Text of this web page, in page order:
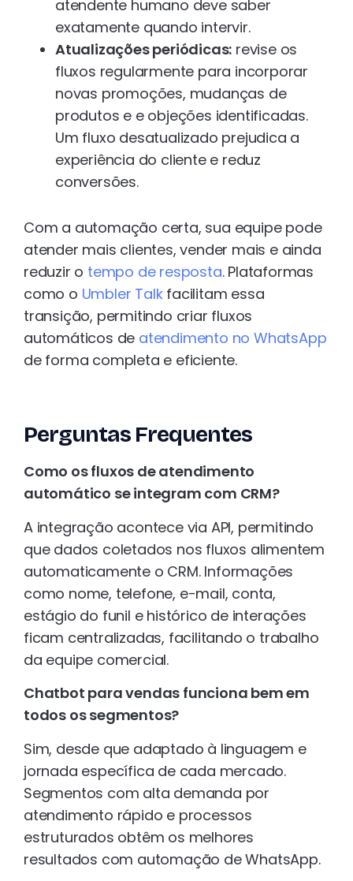
atendente humano deve saber
exatamente quando intervir.
Atualizações periódicas: revise os
fluxos regularmente para incorporar
novas promoções, mudanças de
produtos e e objeções identificadas.
Um fluxo desatualizado prejudica a
experiência do cliente e reduz
conversões.
Com a automação certa, sua equipe pode
atender mais clientes, vender mais e ainda
reduzir o tempo de resposta. Plataformas
como o Umbler Talkfacilitam essa
transição, permitindo criar fluxos
automáticos de atendimento no WhatsApp
de forma completa e eficiente.
Perguntas Frequentes
Como os fluxos de atendimento
automático se integram com CRM?
A integração acontece via API, permitindo
que dados coletados nos fluxos alimentem
automaticamente o CRM. Informações
como nome, telefone, e-mail, conta,
estágio do funil e histórico de interações
ficam centralizadas, facilitando o trabalho
da equipe comercial.
Chatbot para vendas funciona bem em
todos os segmentos?
Sim, desde que adaptado à linguagem e
jornada específica de cada mercado.
Segmentos com alta demanda por
atendimento rápido e processos
estruturados obtêm os melhores
resultados com automação de WhatsApp.